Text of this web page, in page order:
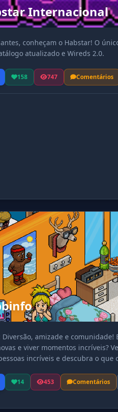
Internacional
conheçam o Habstar! O
atualizado e Wireds 2.0.
158 747 Comentários
Diversão, amizade e
e viver momentos incríveis?
incríveis e descubra o
14 453 Comentários